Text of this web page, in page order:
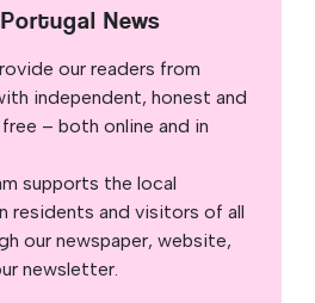
News
our readers from
independent, honest and
– both online and in
supports the local
residents and visitors of all
our newspaper, website,
newsletter.